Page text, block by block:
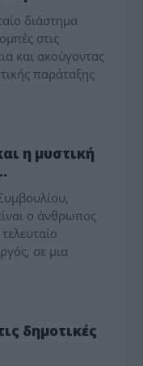
διάστημα
στις
και ακούγοντας
παράταξης
η μυστική
ο άνθρωπος
σε μια
δημοτικές